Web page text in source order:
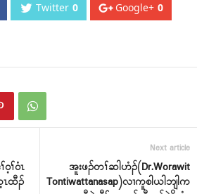
Twitter 0 Google+ 0
ၢ်ဝံၤ
ထီၣ်
Next article
အူးဖၣ်တၢ်ဆါဟံၣ်(Dr.Worawit
Tontiwattanasap)လၢကူစါယါဘျါက